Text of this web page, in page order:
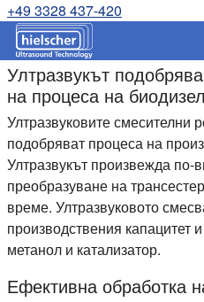
+49 3328 437-420
Ултразвукът
на процеса на биодизел
Ултразвуковите смесителни
подобряват процеса на
Ултразвукът произвежда по-
преобразуване на
време. Ултразвуковото
производствения капацитет
метанол и катализатор.
Ефективна обработка